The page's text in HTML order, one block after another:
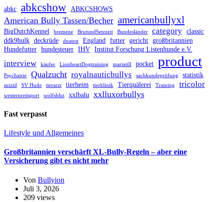
abkc abkcshow ABKCSHOWS
American Bully Tassen/Becher americanbullyxl
BigDutchKennel bremene BrutundSetzzeit Bundesländer category classic
ddk9hulk deckrüde dnatest England futter gericht großbritannien
Hundefutter hundesteuer IHV Institut Forschung Listenhunde e.V.
interview käufer LionheartDogtraining mariatill pocket product
Psychatrie Qualzucht royalnauticbullys sachkundeprüfung statistik
suizid SV Hude tierarzt tierheim tierklinik Tierquälerei Training tricolor
westernreitsport wolfsblut xxlbalu xxlluxorbullys
Fast verpasst
Lifestyle und Allgemeines
Großbritannien verschärft XL-Bully-Regeln – aber eine
Versicherung gibt es nicht mehr
Von Bullyion
Juli 3, 2026
209 views